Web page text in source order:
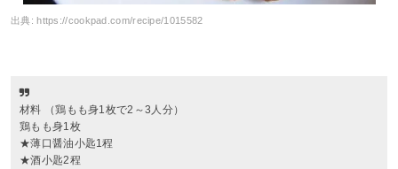
出典:https://cookpad.com/recipe/1015582
材料 （鶏もも身1枚で2～3人分）
鶏もも身1枚
★薄口醤油小匙1程
★酒小匙2程